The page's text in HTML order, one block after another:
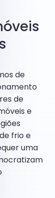
de
de
e
frio e
uma